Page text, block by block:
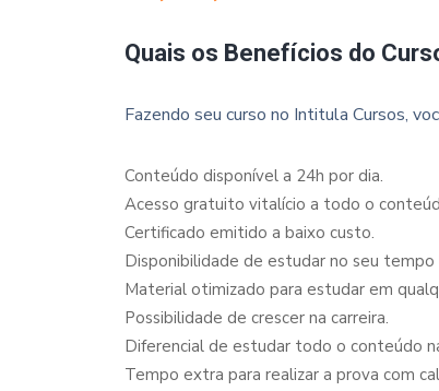
Quais os Benefícios do
Fazendo seu curso no Intitula Cursos,
Conteúdo disponível a 24h por dia.
Acesso gratuito vitalício a todo o
Certificado emitido a baixo custo.
Disponibilidade de estudar no seu tempo
Material otimizado para estudar em
Possibilidade de crescer na carreira.
Diferencial de estudar todo o conteúdo
Tempo extra para realizar a prova com